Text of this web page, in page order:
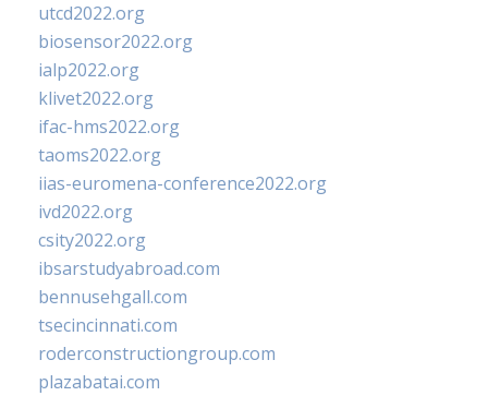
utcd2022.org
biosensor2022.org
ialp2022.org
klivet2022.org
ifac-hms2022.org
taoms2022.org
iias-euromena-conference2022.org
ivd2022.org
csity2022.org
ibsarstudyabroad.com
bennusehgall.com
tsecincinnati.com
roderconstructiongroup.com
plazabatai.com